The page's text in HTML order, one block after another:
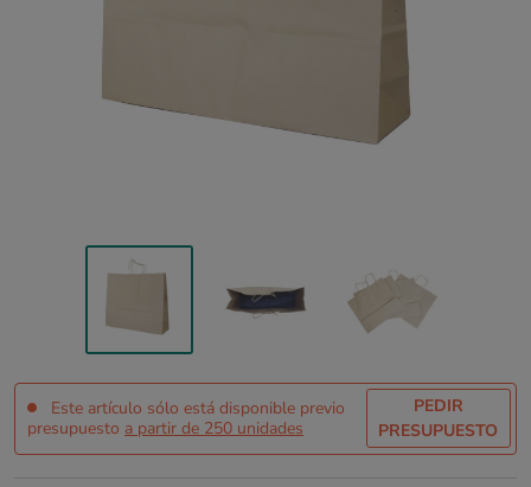
Este artículo sólo está disponible previo
presupuesto a partir de 250 unidades
PEDIR
PRESUPUESTO